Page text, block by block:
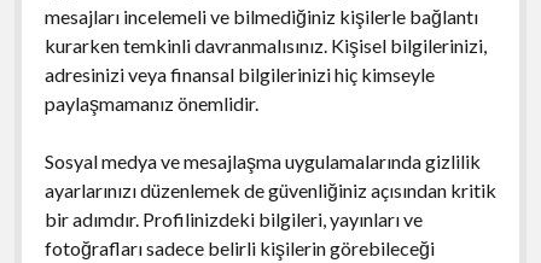
mesajları incelemeli ve bilmediğiniz kişilerle bağlantı
kurarken temkinli davranmalısınız. Kişisel bilgilerinizi,
adresinizi veya finansal bilgilerinizi hiç kimseyle
paylaşmamanız önemlidir.
Sosyal medya ve mesajlaşma uygulamalarında gizlilik
ayarlarınızı düzenlemek de güvenliğiniz açısından kritik
bir adımdır. Profilinizdeki bilgileri, yayınları ve
fotoğrafları sadece belirli kişilerin görebileceği